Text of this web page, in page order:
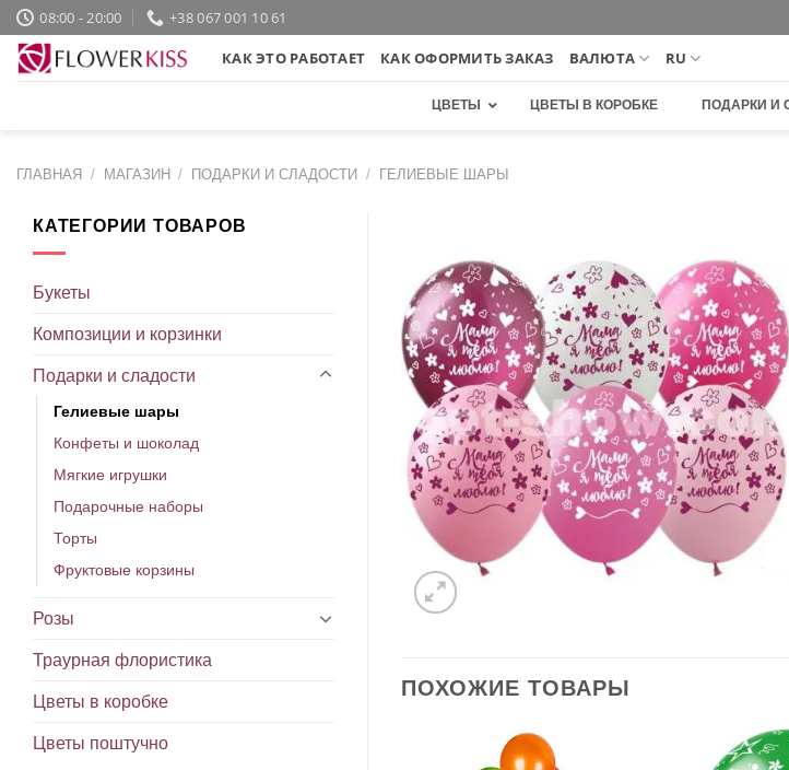
Skip
to
content
08:00 - 20:00 +38 067 001 10 61
КАК ЭТО РАБОТАЕТ КАК ОФОРМИТЬ ЗАКАЗ ВАЛЮТА RU
ЦВЕТЫ ЦВЕТЫ В КОРОБКЕ ПОДАРКИ И
ГЛАВНАЯ / МАГАЗИН / ПОДАРКИ И СЛАДОСТИ / ГЕЛИЕВЫЕ ШАРЫ
КАТЕГОРИИ ТОВАРОВ
Букеты
Композиции и корзинки
Подарки и сладости
Гелиевые шары
Конфеты и шоколад
Мягкие игрушки
Подарочные наборы
Торты
Фруктовые корзины
Розы
Траурная флористика
Цветы в коробке
Цветы поштучно
В
избранное
ПОХОЖИЕ ТОВАРЫ